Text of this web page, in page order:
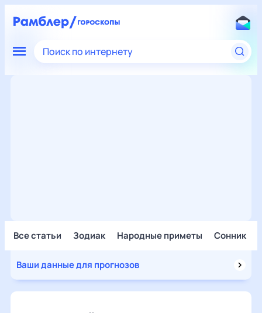
Поиск по интернету
Все статьи Зодиак Народные приметы Сонник
Ваши данные для прогнозов